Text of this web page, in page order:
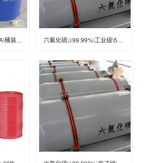
聚氨酯903原液\LF008A\桶装(kg)\200\优等 六氟化硫\≥99.99%\工业级\500L